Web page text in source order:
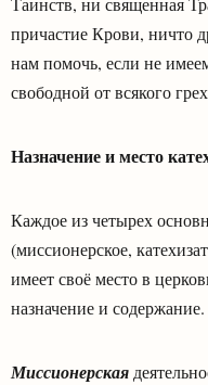
причастие Крови, ничто
нам помочь, если не
свободной от всякого
Назначение и место
Каждое из четырех
(миссионерское,
имеет своё место в
назначение и содержание.
Миссионерская